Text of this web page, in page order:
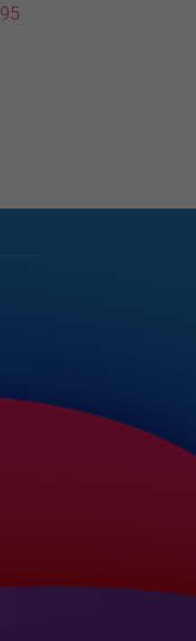
95